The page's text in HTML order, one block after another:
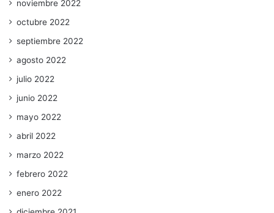
noviembre 2022
octubre 2022
septiembre 2022
agosto 2022
julio 2022
junio 2022
mayo 2022
abril 2022
marzo 2022
febrero 2022
enero 2022